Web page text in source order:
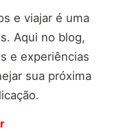
e viajar é uma
Aqui no blog,
e experiências
sua próxima